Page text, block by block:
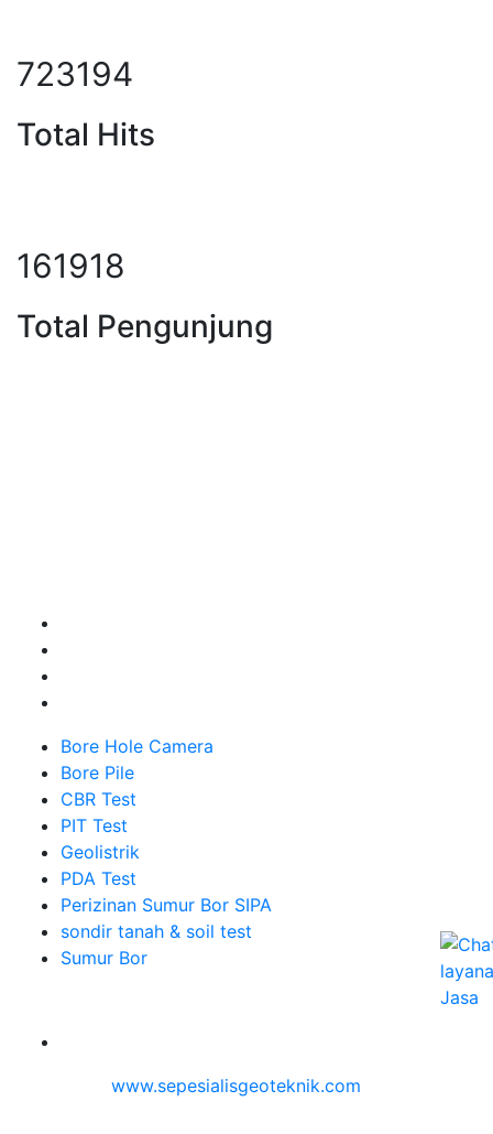
925346
Total Hits
207179
Total Pengunjung
Bore Hole Camera
Bore Pile
CBR Test
PIT Test
Geolistrik
PDA Test
Perizinan Sumur Bor SIPA
sondir tanah & soil test
Sumur Bor
www.sepesialisgeoteknik.com